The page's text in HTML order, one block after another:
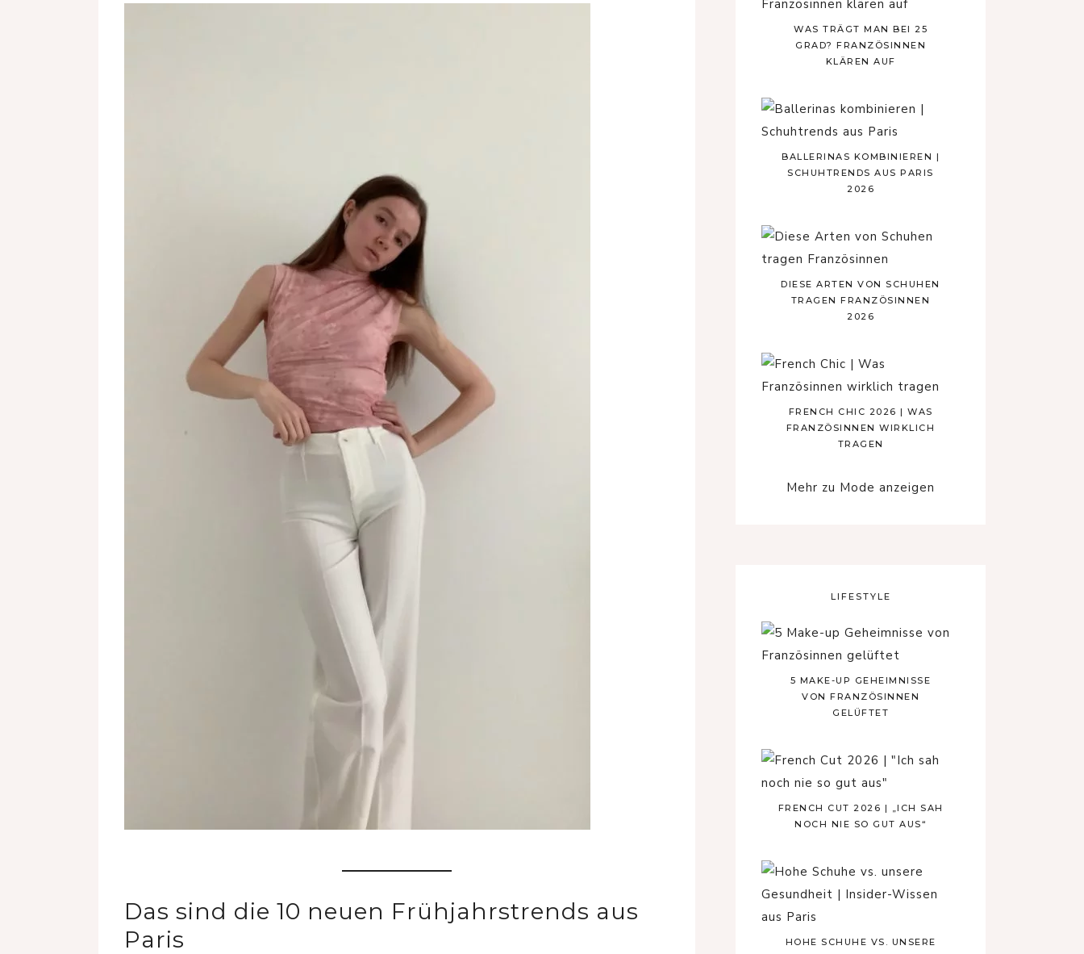
Das sind die 10 neuen Frühjahrstrends aus
Paris
WAS TRÄGT MAN BEI 25
GRAD? FRANZÖSINNEN
KLÄREN AUF
BALLERINAS KOMBINIEREN |
SCHUHTRENDS AUS PARIS
2026
DIESE ARTEN VON SCHUHEN
TRAGEN FRANZÖSINNEN
2026
FRENCH CHIC 2026 | WAS
FRANZÖSINNEN WIRKLICH
TRAGEN
Mehr zu Mode anzeigen
LIFESTYLE
5 MAKE-UP GEHEIMNISSE
VON FRANZÖSINNEN
GELÜFTET
FRENCH CUT 2026 | „ICH SAH
NOCH NIE SO GUT AUS“
HOHE SCHUHE VS. UNSERE